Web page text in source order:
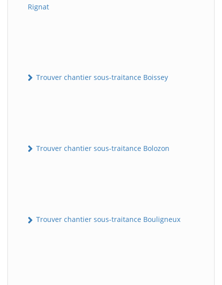
Rignat
Trouver chantier sous-traitance Boissey
Trouver chantier sous-traitance Bolozon
Trouver chantier sous-traitance Bouligneux